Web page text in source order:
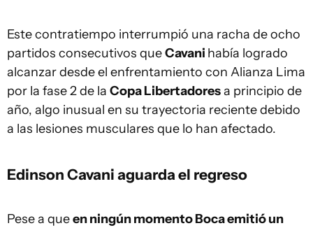
Este contratiempo interrumpió una racha de ocho
partidos consecutivos queCavani había logrado
alcanzar desde el enfrentamiento con Alianza Lima
por la fase 2 de la Copa Libertadoresa principio de
año, algo inusual en su trayectoria reciente debido
a las lesiones musculares que lo han afectado.
Edinson Cavani aguarda el regreso
Pese a queen ningún momento Boca emitió un